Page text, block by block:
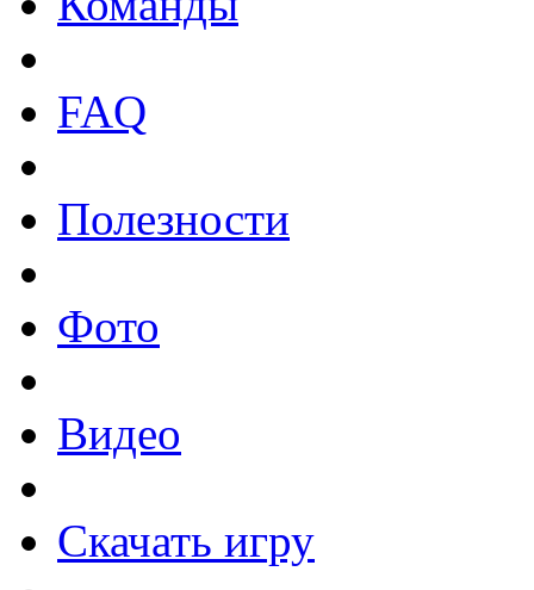
FAQ
Полезности
Фото
Видео
Скачать игру